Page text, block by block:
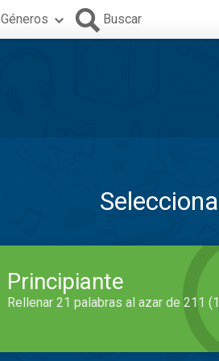
Géneros Buscar
Principiante
Rellenar 21 palabras al azar de 211